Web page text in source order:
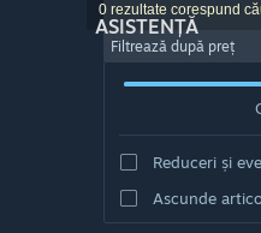
ASISTENȚĂ
0 rezultate corespund
Filtrează după preț
Reduceri și
Ascunde